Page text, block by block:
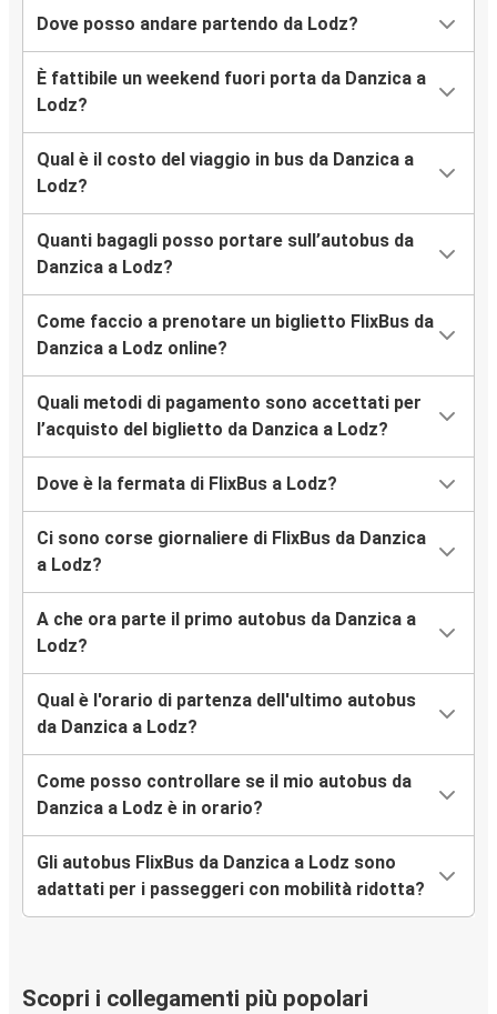
Dove posso andare partendo da Lodz?
È fattibile un weekend fuori porta da Danzica a
Lodz?
Qual è il costo del viaggio in bus da Danzica a
Lodz?
Quanti bagagli posso portare sull’autobus da
Danzica a Lodz?
Come faccio a prenotare un biglietto FlixBus da
Danzica a Lodz online?
Quali metodi di pagamento sono accettati per
l’acquisto del biglietto da Danzica a Lodz?
Dove è la fermata di FlixBus a Lodz?
Ci sono corse giornaliere di FlixBus da Danzica
a Lodz?
A che ora parte il primo autobus da Danzica a
Lodz?
Qual è l'orario di partenza dell'ultimo autobus
da Danzica a Lodz?
Come posso controllare se il mio autobus da
Danzica a Lodz è in orario?
Gli autobus FlixBus da Danzica a Lodz sono
adattati per i passeggeri con mobilità ridotta?
Scopri i collegamenti più popolari